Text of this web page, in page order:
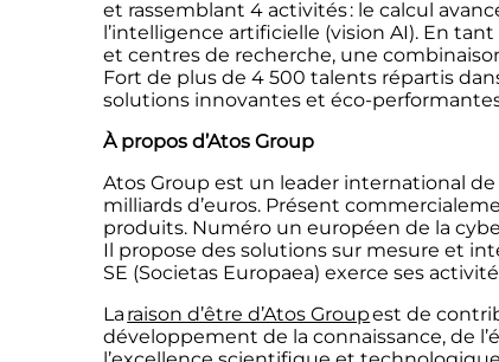
et rassemblant 4 activités : le calcul
l’intelligence artificielle (vision AI). En
et centres de recherche, une
Fort de plus de 4 500 talents répartis
solutions innovantes et éco-
À propos d’Atos Group
Atos Group est un leader international
milliards d’euros. Présent
produits. Numéro un européen de la
Il propose des solutions sur mesure et
SE (Societas Europaea) exerce ses
La raison d’être d’Atos Groupest de
développement de la connaissance, de